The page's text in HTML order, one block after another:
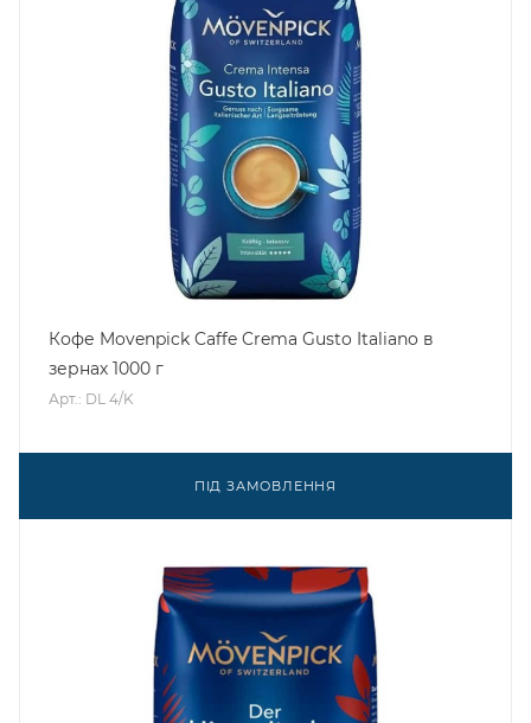
Кофе Movenpick Caffe Crema Gusto Italiano в
зернах 1000 г
Арт.: DL 4/K
ПІД ЗАМОВЛЕННЯ